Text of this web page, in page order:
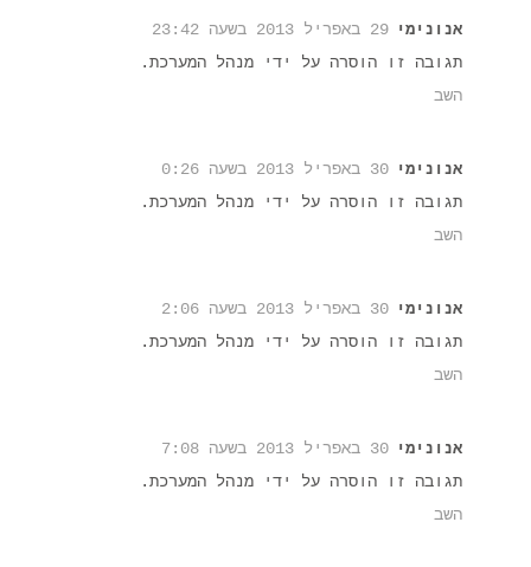
אנונימי 29 באפריל 2013 בשעה 23:42
תגובה זו הוסרה על ידי מנהל המערכת.
השב
אנונימי 30 באפריל 2013 בשעה 0:26
תגובה זו הוסרה על ידי מנהל המערכת.
השב
אנונימי 30 באפריל 2013 בשעה 2:06
תגובה זו הוסרה על ידי מנהל המערכת.
השב
אנונימי 30 באפריל 2013 בשעה 7:08
תגובה זו הוסרה על ידי מנהל המערכת.
השב